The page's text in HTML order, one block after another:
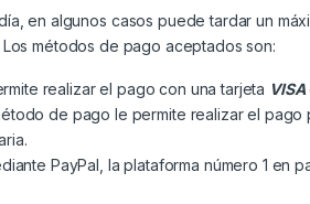
en algunos casos puede tardar un
Los métodos de pago aceptados son:
realizar el pago con una tarjeta VISA
de pago le permite realizar el
PayPal, la plataforma número 1 en